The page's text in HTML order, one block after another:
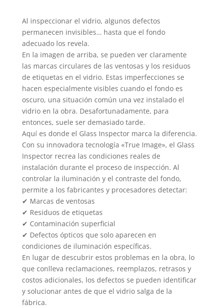
Al inspeccionar el vidrio, algunos defectos
permanecen invisibles… hasta que el fondo
adecuado los revela.
En la imagen de arriba, se pueden ver claramente
las marcas circulares de las ventosas y los residuos
de etiquetas en el vidrio. Estas imperfecciones se
hacen especialmente visibles cuando el fondo es
oscuro, una situación común una vez instalado el
vidrio en la obra. Desafortunadamente, para
entonces, suele ser demasiado tarde.
Aquí es donde el Glass Inspector marca la diferencia.
Con su innovadora tecnología «True Image», el Glass
Inspector recrea las condiciones reales de
instalación durante el proceso de inspección. Al
controlar la iluminación y el contraste del fondo,
permite a los fabricantes y procesadores detectar:
✔ Marcas de ventosas
✔ Residuos de etiquetas
✔ Contaminación superficial
✔ Defectos ópticos que solo aparecen en
condiciones de iluminación específicas.
En lugar de descubrir estos problemas en la obra, lo
que conlleva reclamaciones, reemplazos, retrasos y
costos adicionales, los defectos se pueden identificar
y solucionar antes de que el vidrio salga de la
fábrica.